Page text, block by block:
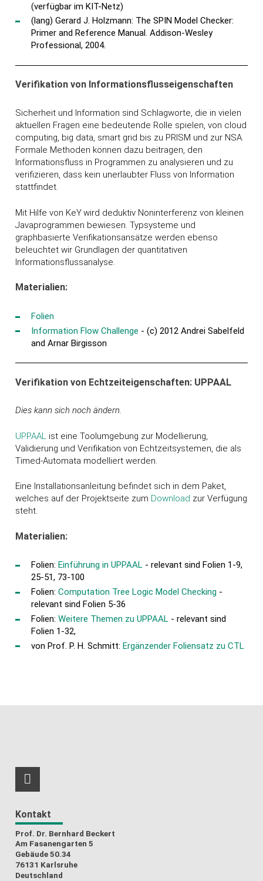
(verfügbar im KIT-Netz)
(lang) Gerard J. Holzmann: The SPIN Model Checker:
Primer and Reference Manual. Addison-Wesley
Professional, 2004.
Verifikation von Informationsflusseigenschaften
Sicherheit und Information sind Schlagworte, die in vielen
aktuellen Fragen eine bedeutende Rolle spielen, von cloud
computing, big data, smart grid bis zu PRISM und zur NSA.
Formale Methoden können dazu beitragen, den
Informationsfluss in Programmen zu analysieren und zu
verifizieren, dass kein unerlaubter Fluss von Information
stattfindet.
Mit Hilfe von KeYwird deduktiv Noninterferenz von kleinen
Javaprogrammen bewiesen. Typsysteme und
graphbasierte Verifikationsansätze werden ebenso
beleuchtet wir Grundlagen der quantitativen
Informationsflussanalyse.
Materialien:
Folien
Information Flow Challenge - (c) 2012 Andrei Sabelfeld
and Arnar Birgisson
Verifikation von Echtzeiteigenschaften: UPPAAL
Dies kann sich noch ändern.
UPPAAL ist eine Toolumgebung zur Modellierung,
Validierung und Verifikation von Echtzeitsystemen, die als
Timed-Automata modelliert werden.
Eine Installationsanleitung befindet sich in dem Paket,
welches auf der Projektseite zum Download zur Verfügung
steht.
Materialien:
Folien: Einführung in UPPAAL - relevant sind Folien 1-9,
25-51, 73-100
Folien:Computation Tree Logic Model Checking -
relevant sind Folien 5-36
Folien:Weitere Themen zu UPPAAL - relevant sind
Folien 1-32,
von Prof. P. H. Schmitt:Ergänzender Foliensatz zu CTL
RSS-Feed
Kontakt
Prof. Dr. Bernhard Beckert
Am Fasanengarten 5
Gebäude 50.34
76131 Karlsruhe
Deutschland